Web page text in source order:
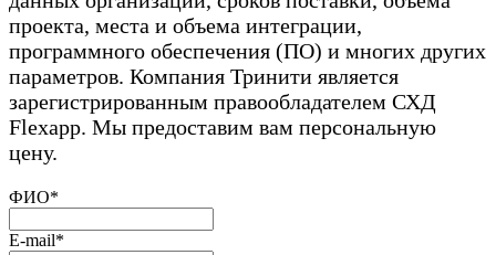
проекта, места и объема интеграции,
программного обеспечения (ПО) и многих других
параметров. Компания Тринити является
зарегистрированным правообладателем СХД
Flexapp. Мы предоставим вам персональную
цену.
ФИО*
E-mail*